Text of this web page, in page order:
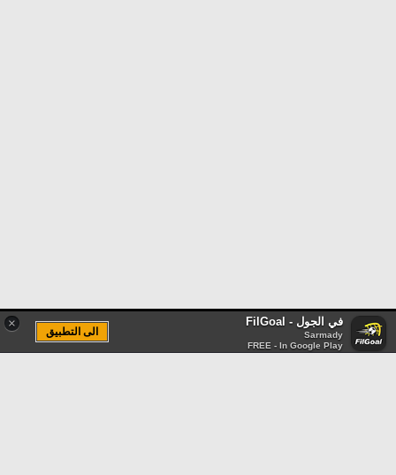
× في الجول - FilGoal
Sarmady
FREE - In Google Play
الى التطبيق